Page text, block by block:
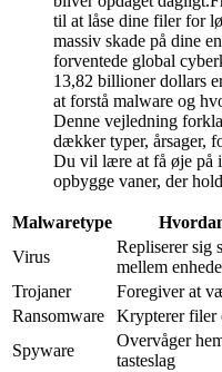
til at låse dine filer for
massiv skade på dine
forventede global
13,82 billioner dollars
at forstå malware og
Denne vejledning
dækker typer, årsager,
Du vil lære at få øje på
opbygge vaner, der
Malwaretype
Virus
Repliserer sig
mellem
Trojaner
Foregiver at
Ransomware
Krypterer filer
Spyware
Overvåger
tasteslag